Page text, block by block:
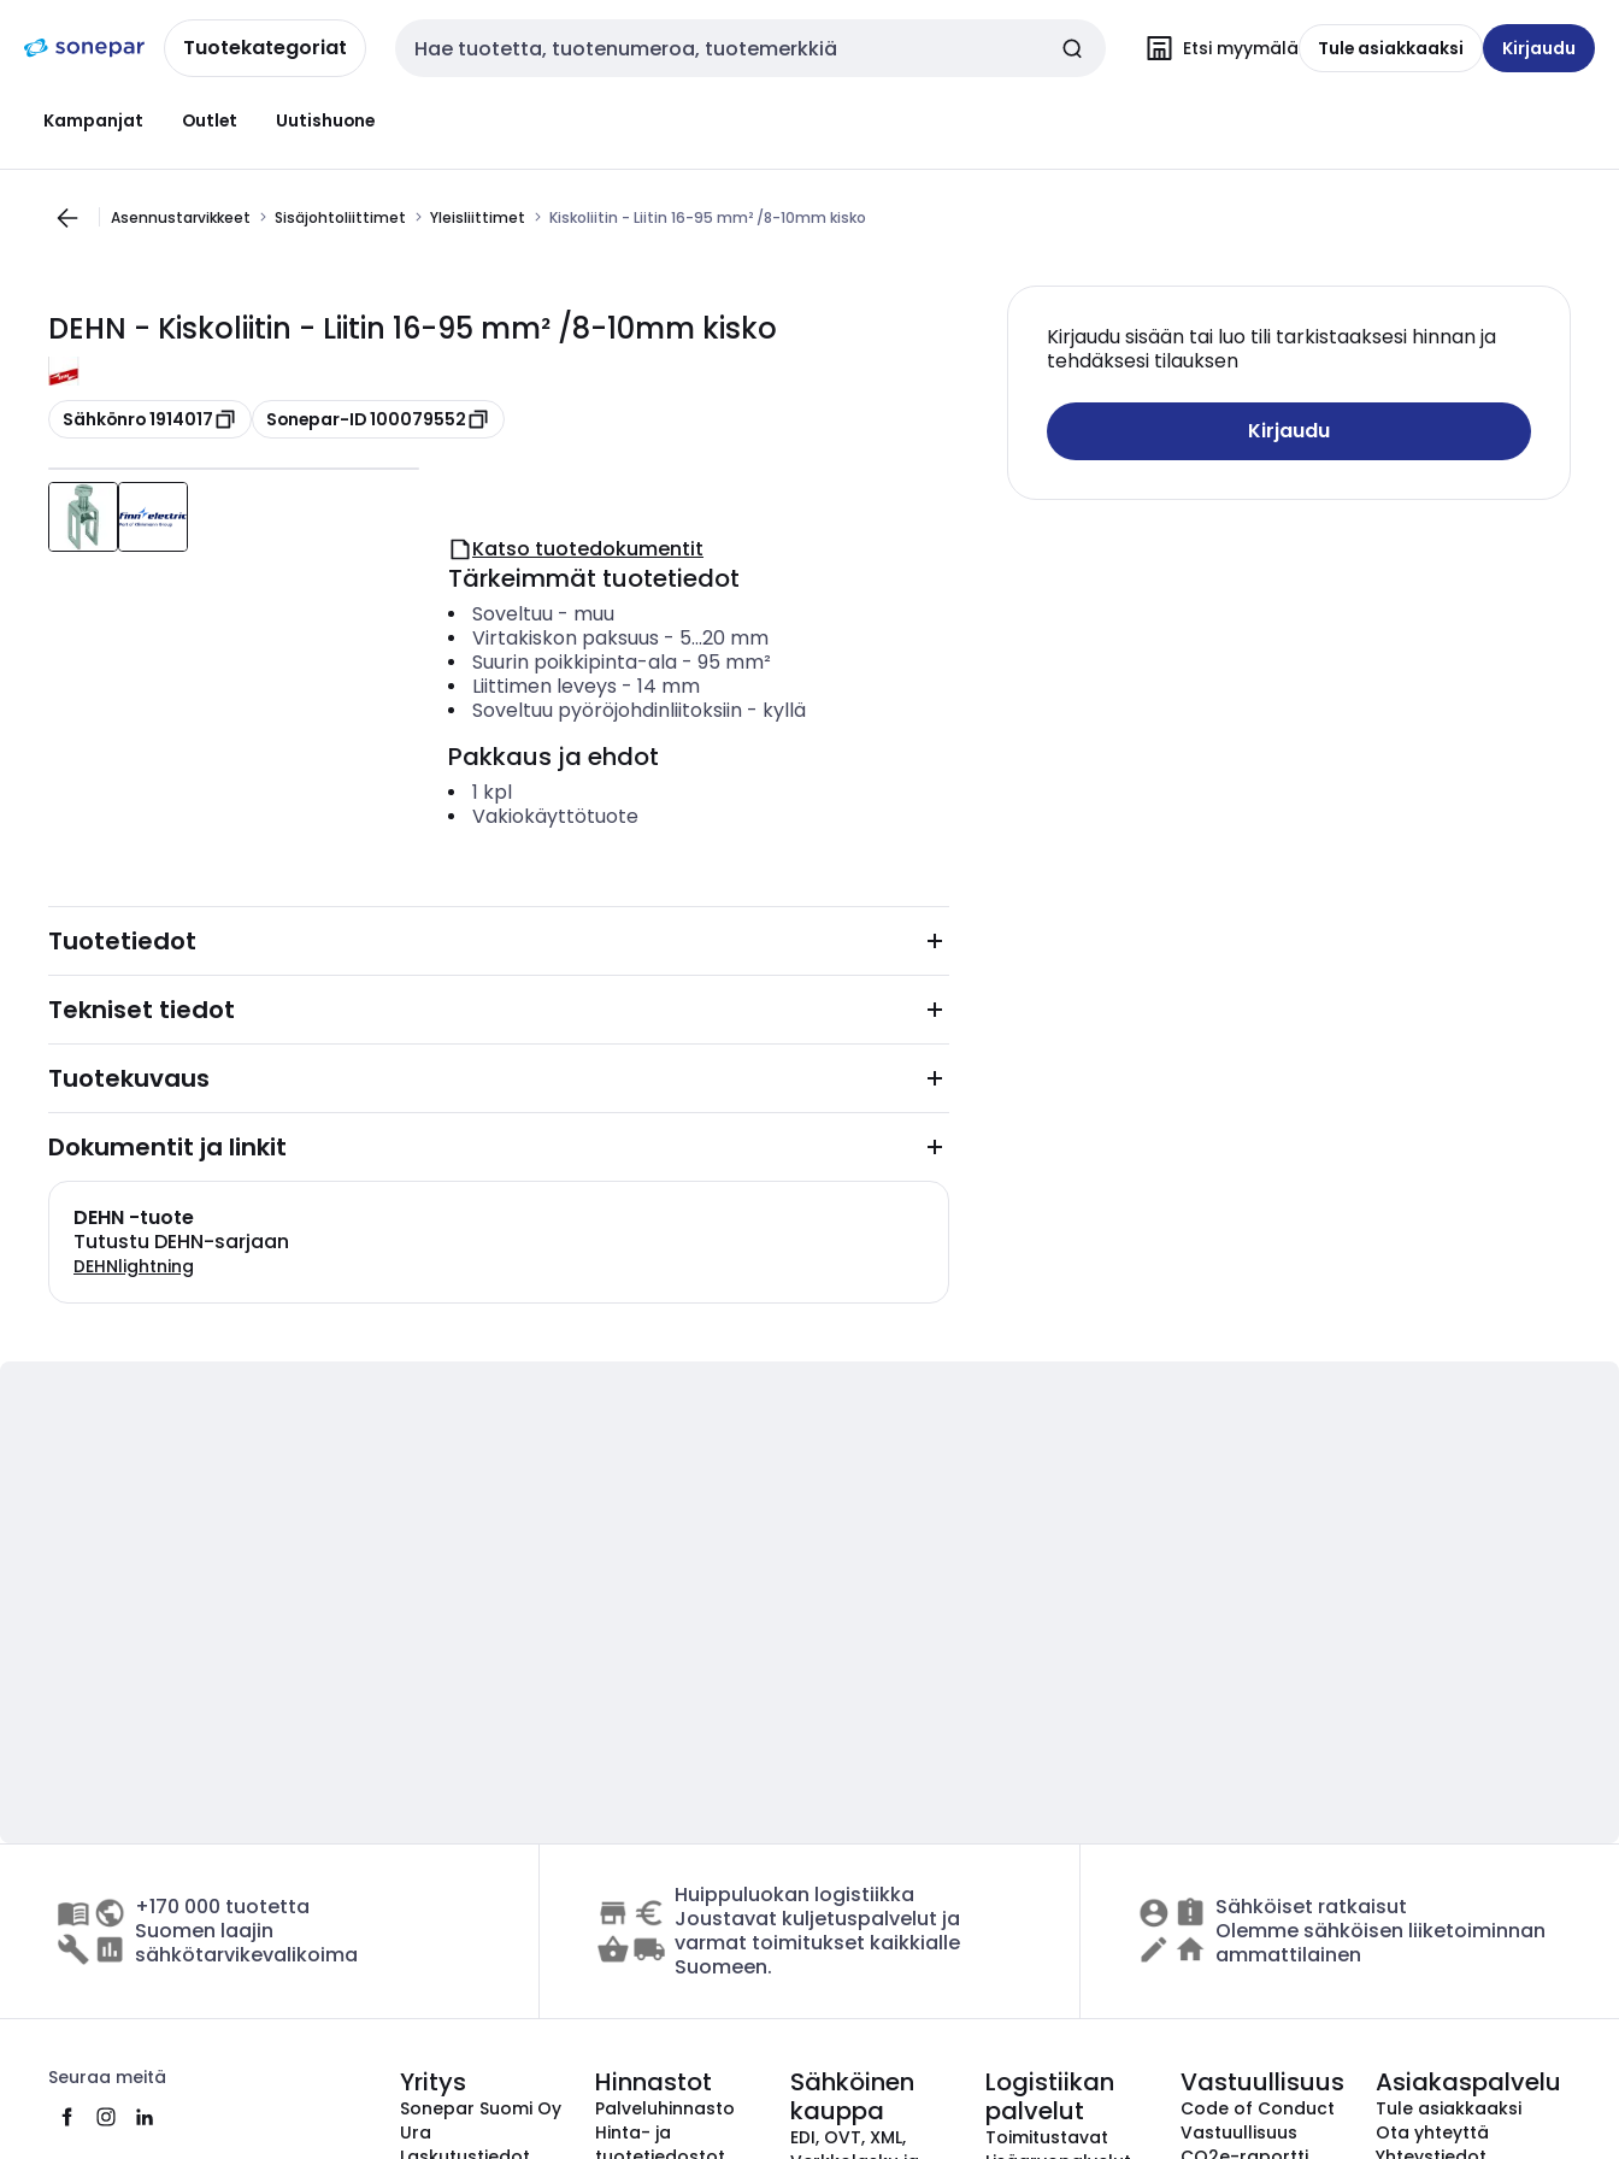
navigointiinsisältöönTuotekategoriat Haku Etsi myymälä Tule asiakkaaksi Kirjaudu
Kampanjat Outlet Uutishuone
Asennustarvikkeet Sisäjohtoliittimet Yleisliittimet Kiskoliitin - Liitin 16-95 mm² /8-10mm kisko
DEHN - Kiskoliitin - Liitin 16-95 mm² /8-10mm kisko
Kopioi
Sähkönro 1914017 Kopioi
Sonepar-ID 100079552
Kirjaudu sisään tai luo tili tarkistaaksesi hinnan ja
tehdäksesi tilauksen
Kirjaudu
Katso tuotedokumentit
Tärkeimmät tuotetiedot
Soveltuu- muu
Virtakiskon paksuus - 5...20 mm
Suurin poikkipinta-ala- 95 mm²
Liittimen leveys - 14 mm
Soveltuu pyöröjohdinliitoksiin- kyllä
Pakkaus ja ehdot
1 kpl
Vakiokäyttötuote
Tuotetiedot
Tekniset tiedot
Tuotekuvaus
Dokumentit ja linkit
DEHN -tuote
Tutustu DEHN-sarjaan
DEHNlightning
+170 000 tuotetta
Suomen laajin
sähkötarvikevalikoima
Huippuluokan logistiikka
Joustavat kuljetuspalvelut ja
varmat toimitukset kaikkialle
Suomeen.
Sähköiset ratkaisut
Olemme sähköisen liiketoiminnan
ammattilainen
Seuraa meitä Yritys
Sonepar Suomi Oy
Ura
Hinnastot
Palveluhinnasto
Hinta- ja
Sähköinen
kauppa
EDI, OVT, XML,
Logistiikan
palvelut
Toimitustavat
Vastuullisuus
Code of Conduct
Vastuullisuus
Asiakaspalvelu
Tule asiakkaaksi
Ota yhteyttä